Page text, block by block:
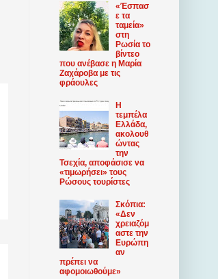
«Έσπασ
ε τα
ταμεία»
στη
Ρωσία το
βίντεο
που ανέβασε η Μαρία
Ζαχάροβα με τις
φράουλες
Η
τεμπέλα
Ελλάδα,
ακολουθ
ώντας
την
Τσεχία, αποφάσισε να
«τιμωρήσει» τους
Ρώσους τουρίστες
Σκόπια:
«Δεν
χρειαζόμ
αστε την
Ευρώπη
αν
πρέπει να
αφομοιωθούμε»